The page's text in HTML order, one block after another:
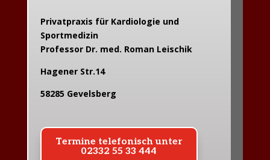
Privatpraxis für Kardiologie und
Sportmedizin
Professor Dr. med. Roman Leischik
Hagener Str.14
58285 Gevelsberg
Termine telefonisch unter
02332 55 33 444